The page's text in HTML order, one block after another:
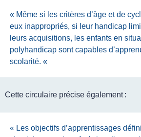
« Même si les critères d’âge et de
eux inappropriés, si leur handicap
leurs acquisitions, les enfants en
polyhandicap sont capables
scolarité. «
Cette circulaire précise également :
« Les objectifs d’apprentissages